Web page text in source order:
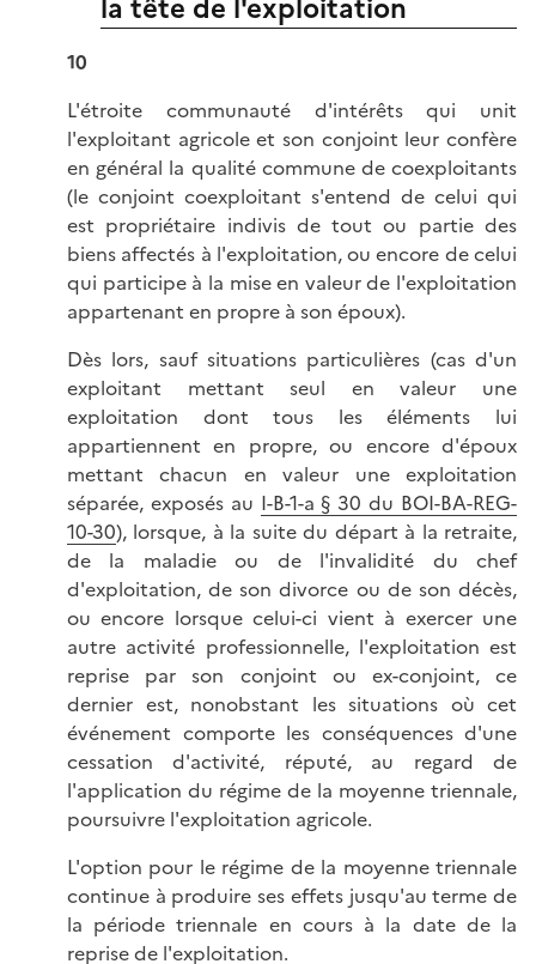
10
L'étroite communauté d'intérêts qui unit
l'exploitant agricole et son conjoint leur confère
en général la qualité commune de coexploitants
(le conjoint coexploitant s'entend de celui qui
est propriétaire indivis de tout ou partie des
biens affectés à l'exploitation, ou encore de celui
qui participe à la mise en valeur de l'exploitation
appartenant en propre à son époux).
Dès lors, sauf situations particulières (cas d'un
exploitant mettant seul en valeur une
exploitation dont tous les éléments lui
appartiennent en propre, ou encore d'époux
mettant chacun en valeur une exploitation
séparée, exposés au I-B-1-a § 30 du BOI-BA-REG-
10-30), lorsque, à la suite du départ à la retraite,
de la maladie ou de l'invalidité du chef
d'exploitation, de son divorce ou de son décès,
ou encore lorsque celui-ci vient à exercer une
autre activité professionnelle, l'exploitation est
reprise par son conjoint ou ex-conjoint, ce
dernier est, nonobstant les situations où cet
événement comporte les conséquences d'une
cessation d'activité, réputé, au regard de
l'application du régime de la moyenne triennale,
poursuivre l'exploitation agricole.
L'option pour le régime de la moyenne triennale
continue à produire ses effets jusqu'au terme de
la période triennale en cours à la date de la
reprise de l'exploitation.